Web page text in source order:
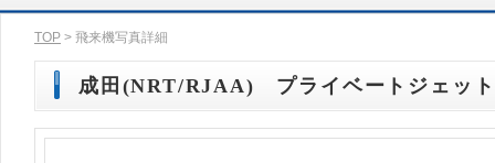
TOP > 飛来機写真詳細
成田(NRT/RJAA) プライベートジェッ